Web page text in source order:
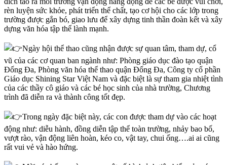
rèn luyện sức khỏe, phát triển thể chất, tạo cơ hội cho các lớp trong
trường được gắn bó, giao lưu để xây dựng tinh thần đoàn kết và xây
dựng văn hóa tập thể lành mạnh.
Ngày hội thể thao cũng nhận được sự quan tâm, tham dự, cổ
vũ của các cơ quan ban ngành như: Phòng giáo dục đào tạo quận
Đống Đa, Phòng văn hóa thể thao quận Đống Đa, Công ty cổ phần
Giáo dục Shining Star Việt Nam và đặc biệt là sự tham gia nhiệt tình
của các thầy cô giáo và các bé học sinh của nhà trường, Chương
trình đã diễn ra và thành công tốt đẹp.
Trong ngày đặc biệt này, các con được tham dự vào các hoạt
động như: diễu hành, đồng diễn tập thể toàn trường, nhảy bao bố,
vượt rào, vận động liên hoàn, kéo co, vật tay, chui ống….ai ai cũng
rất vui vẻ và hào hứng.